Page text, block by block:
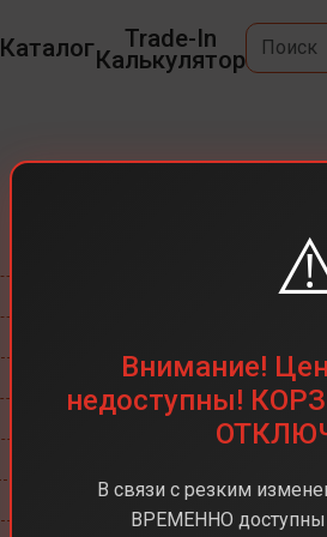
Каталог Trade-In
Калькулятор
12+12(Двойная)
Apple A16 Bionic
iOS
Внимание!
недоступны!
В связи с резким
ВРЕМЕННО доступны